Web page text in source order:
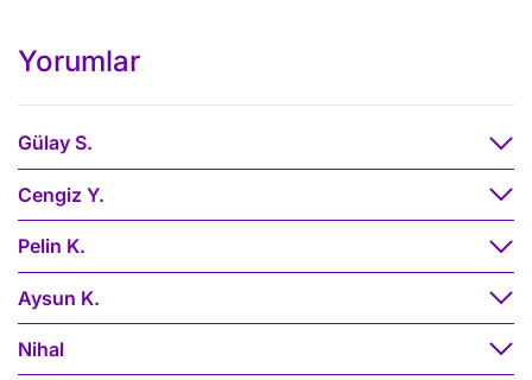
Yorumlar
Gülay S.
Cengiz Y.
Pelin K.
Aysun K.
Nihal